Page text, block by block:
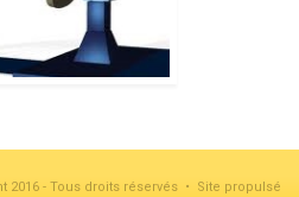
2016 - Tous droits réservés • Site propulsé